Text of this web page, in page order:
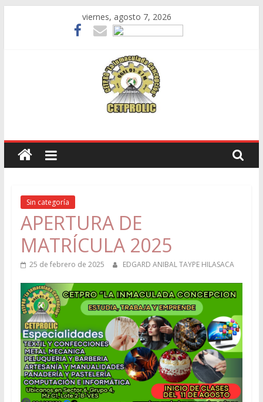
viernes, agosto 7, 2026
INMACULADA
CONCEPCIÓN
de
Educación
Técnico
Productivo
Villa
Salvador
Sin categoría
APERTURA DE
MATRÍCULA 2025
25 de febrero de 2025 EDGARD ANIBAL TAYPE HILASACA